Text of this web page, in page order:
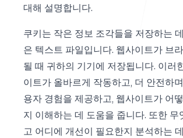
에이전시용
블로그
대해 설명합니다.
쿠키는 작은 정보 조각들을 저장하는
은 텍스트 파일입니다. 웹사이트가 브
될 때 귀하의 기기에 저장됩니다. 이러
이트가 올바르게 작동하고, 더 안전하
용자 경험을 제공하고, 웹사이트가 어
지 이해하는 데 도움을 줍니다. 또한 무
고 어디에 개선이 필요한지 분석하는